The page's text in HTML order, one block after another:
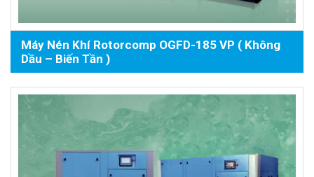
Máy Nén Khí Rotorcomp OGFD-185 VP ( Không
Dầu – Biến Tần )